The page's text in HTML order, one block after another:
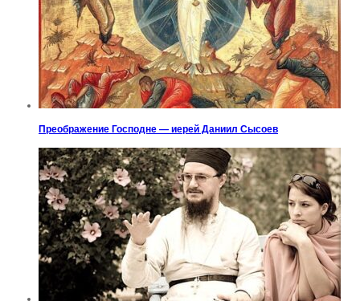
Преображение Господне — иерей Даниил Сысоев